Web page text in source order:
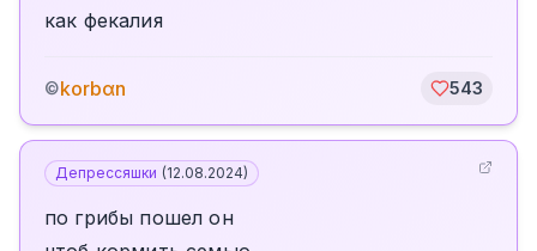
как фекалия
©korbαn 543
Депрессяшки (12.08.2024)
по грибы пошел он